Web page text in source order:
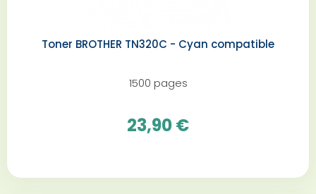
Toner BROTHER TN320C - Cyan compatible
1500 pages
23,90 €